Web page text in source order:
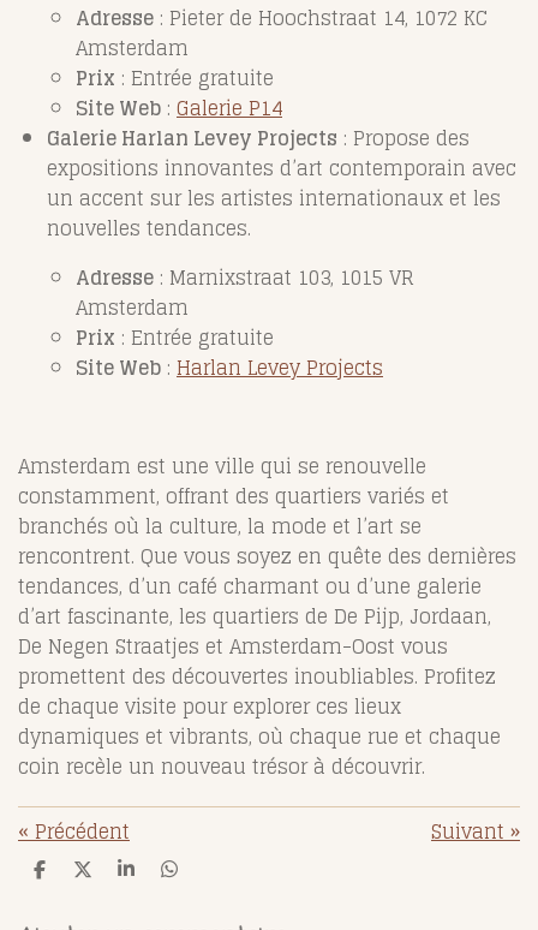
Adresse : Pieter de Hoochstraat 14, 1072 KC
Amsterdam
Prix : Entrée gratuite
Site Web : Galerie P14
Galerie Harlan Levey Projects : Propose des
expositions innovantes d’art contemporain avec
un accent sur les artistes internationaux et les
nouvelles tendances.
Adresse : Marnixstraat 103, 1015 VR
Amsterdam
Prix : Entrée gratuite
Site Web : Harlan Levey Projects
Amsterdam est une ville qui se renouvelle
constamment, offrant des quartiers variés et
branchés où la culture, la mode et l’art se
rencontrent. Que vous soyez en quête des dernières
tendances, d’un café charmant ou d’une galerie
d’art fascinante, les quartiers de De Pijp, Jordaan,
De Negen Straatjes et Amsterdam-Oost vous
promettent des découvertes inoubliables. Profitez
de chaque visite pour explorer ces lieux
dynamiques et vibrants, où chaque rue et chaque
coin recèle un nouveau trésor à découvrir.
«Précédent Suivant»
P P P P